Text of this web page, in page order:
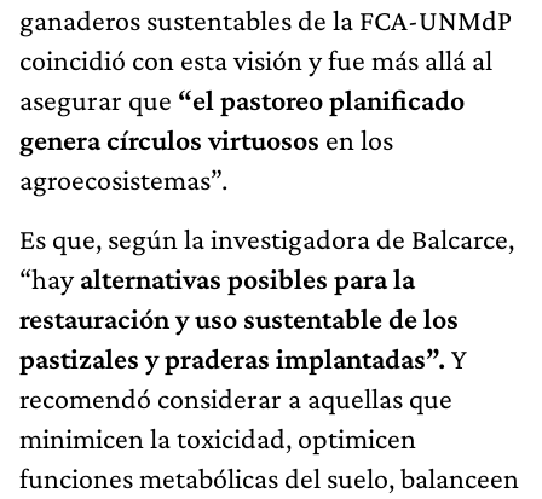
ganaderos sustentables de la FCA-UNMdP
coincidió con esta visión y fue más allá al
asegurar que “el pastoreo planificado
genera círculos virtuosos en los
agroecosistemas”.
Es que, según la investigadora de Balcarce,
“hayalternativas posibles para la
restauración y uso sustentable de los
pastizales y praderas implantadas”. Y
recomendó considerar a aquellas que
minimicen la toxicidad, optimicen
funciones metabólicas del suelo, balanceen